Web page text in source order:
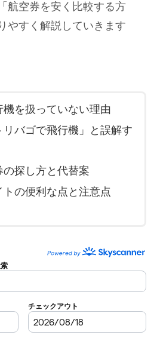
航空券を安く比較する方
やすく解説していきます
機を扱っていない理由
リバゴで飛行機」と誤解す
探し方と代替案
の便利な点と注意点